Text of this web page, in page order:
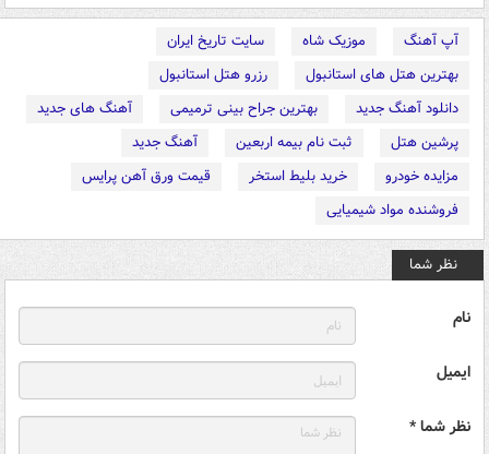
آپ آهنگ موزیک شاه
سایت تاریخ ایران
بهترین هتل های استانبول
رزرو هتل استانبول
دانلود آهنگ جدید
بهترین جراح بینی ترمیمی
آهنگ های جدید
پرشین هتل
ثبت نام بیمه اربعین
آهنگ جدید
مزایده خودرو
خرید بلیط استخر
قیمت ورق آهن پرایس
فروشنده مواد شیمیایی
نظر شما
نام
ایمیل
نظر شما *